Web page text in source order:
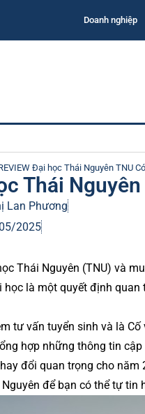
Doanh nghiệp
Đại học Thái Nguyên TNU
Thái
Lan Phương
2025
Thái Nguyên (TNU) và
học là một quyết định
tư vấn tuyển sinh và là
hợp những thông tin
đổi quan trọng cho
để bạn có thể tự tin